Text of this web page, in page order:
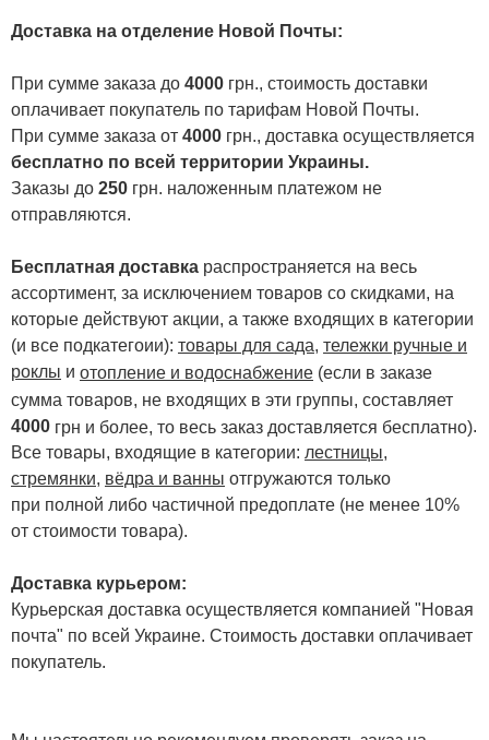
Доставка на отделение Новой Почты:
При сумме заказа до 4000 грн., стоимость доставки
оплачивает покупатель по тарифам Новой Почты.
При сумме заказа от 4000 грн., доставка осуществляется
бесплатно по всей территории Украины.
Заказы до 250 грн. наложенным платежом не
отправляются.
Бесплатная доставка распространяется на весь
ассортимент, за исключением товаров со скидками, на
которые действуют акции, а также входящих в категории
(и все подкатегоии): товары для сада, тележки ручные и
роклы и отопление и водоснабжение (если в заказе
сумма товаров, не входящих в эти группы, составляет
4000 грн и более, то весь заказ доставляется бесплатно).
Все товары, входящие в категории: лестницы,
стремянки, вёдра и ванны отгружаются только
при полной либо частичной предоплате (не менее 10%
от стоимости товара).
Доставка курьером:
Курьерская доставка осуществляется компанией "Новая
почта" по всей Украине. Стоимость доставки оплачивает
покупатель.